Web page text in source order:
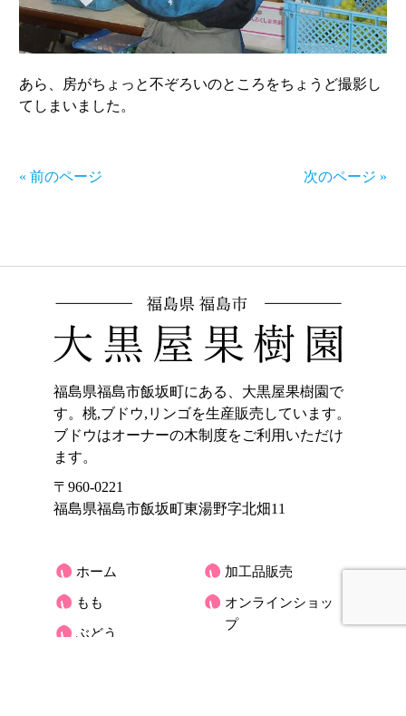
あら、房がちょっと不ぞろいのところをちょうど撮影し
てしまいました。
« 前のページ 次のページ »
福島県福島市飯坂町にある、大黒屋果樹園で
す。桃,ブドウ,リンゴを生産販売しています。
ブドウはオーナーの木制度をご利用いただけ
ます。
〒960-0221
福島県福島市飯坂町東湯野字北畑11
ホーム
もも
ぶどう
加工品販売
オンラインショッ
プ